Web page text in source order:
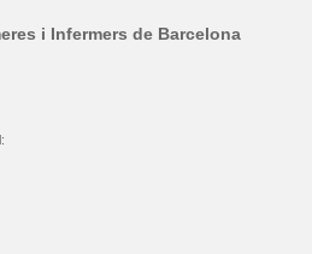
i Infermers de Barcelona